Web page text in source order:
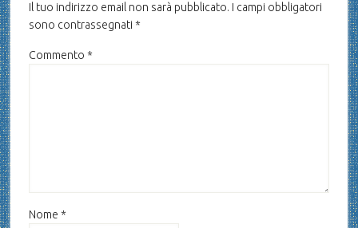
Il tuo indirizzo email non sarà pubblicato. I campi obbligatori
sono contrassegnati *
Commento *
Nome *